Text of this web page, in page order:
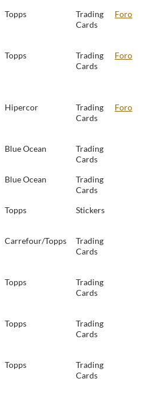
Topps
Trading
Cards
Foro
Topps
Trading
Cards
Foro
Hipercor
Trading
Cards
Foro
Blue Ocean
Trading
Cards
Blue Ocean
Trading
Cards
Topps Stickers
Carrefour/Topps
Trading
Cards
Topps
Trading
Cards
Topps
Trading
Cards
Topps
Trading
Cards